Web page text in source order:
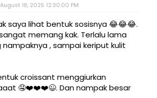
18, 2025 12:30:00 PM
saya lihat bentuk sosisnya 😂😂😂.
memang kak. Terlalu lama
nampaknya , sampai keriput kulit
croissant menggiurkan
🤤❤️❤️❤️😉. Dan nampak besar